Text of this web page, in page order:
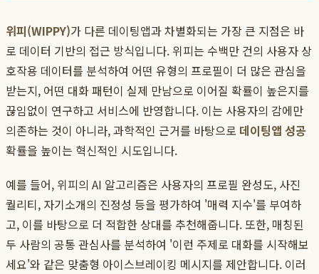
위피(WIPPY)가 다른 데이팅앱과 차별화되는 가장 큰 지점은 바
로 데이터 기반의 접근 방식입니다. 위피는 수백만 건의 사용자 상
호작용 데이터를 분석하여 어떤 유형의 프로필이 더 많은 관심을
받는지, 어떤 대화 패턴이 실제 만남으로 이어질 확률이 높은지를
끊임없이 연구하고 서비스에 반영합니다. 이는 사용자의 감에만
의존하는 것이 아니라, 과학적인 근거를 바탕으로 데이팅앱 성공
확률을 높이는 혁신적인 시도입니다.
예를 들어, 위피의 AI 알고리즘은 사용자의 프로필 완성도, 사진
퀄리티, 자기소개의 진정성 등을 평가하여 '매력 지수'를 부여하
고, 이를 바탕으로 더 적합한 상대를 추천해줍니다. 또한, 매칭된
두 사람의 공통 관심사를 분석하여 '이런 주제로 대화를 시작해보
세요'와 같은 맞춤형 아이스브레이킹 메시지를 제안합니다. 이러